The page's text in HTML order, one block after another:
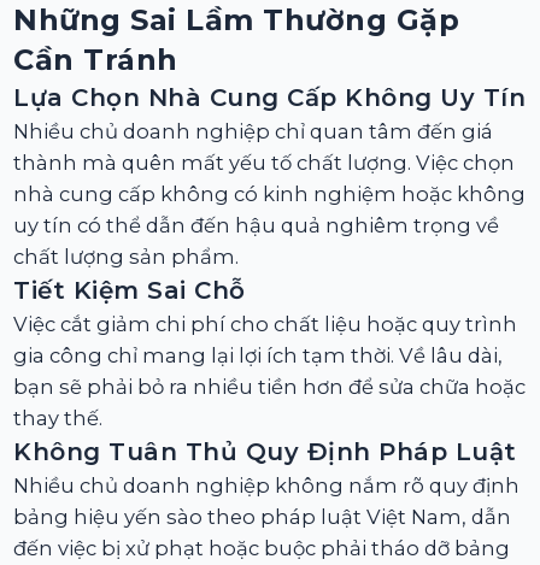
Những Sai Lầm Thường Gặp
Cần Tránh
Lựa Chọn Nhà Cung Cấp Không Uy Tín
Nhiều chủ doanh nghiệp chỉ quan tâm đến giá
thành mà quên mất yếu tố chất lượng. Việc chọn
nhà cung cấp không có kinh nghiệm hoặc không
uy tín có thể dẫn đến hậu quả nghiêm trọng về
chất lượng sản phẩm.
Tiết Kiệm Sai Chỗ
Việc cắt giảm chi phí cho chất liệu hoặc quy trình
gia công chỉ mang lại lợi ích tạm thời. Về lâu dài,
bạn sẽ phải bỏ ra nhiều tiền hơn để sửa chữa hoặc
thay thế.
Không Tuân Thủ Quy Định Pháp Luật
Nhiều chủ doanh nghiệp không nắm rõ quy định
bảng hiệu yến sào theo pháp luật Việt Nam, dẫn
đến việc bị xử phạt hoặc buộc phải tháo dỡ bảng